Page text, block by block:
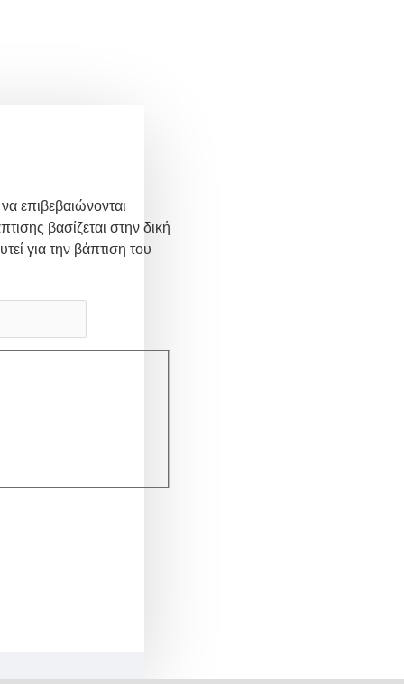
επιβεβαιώνονται
βασίζεται στην δική
για την βάπτιση του